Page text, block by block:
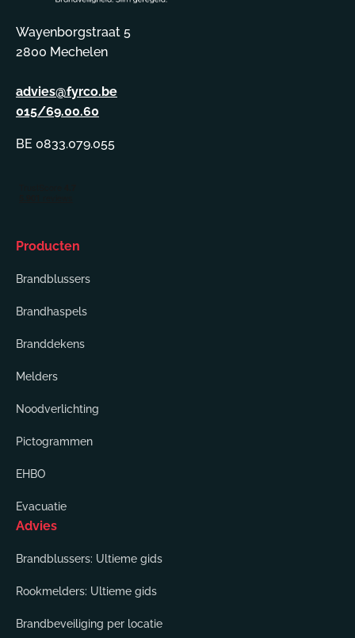
Wayenborgstraat 5
2800 Mechelen
advies@fyrco.be
015/69.00.60
BE 0833.079.055
Producten
Brandblussers
Brandhaspels
Branddekens
Melders
Noodverlichting
Pictogrammen
EHBO
Evacuatie
Advies
Brandblussers: Ultieme gids
Rookmelders: Ultieme gids
Brandbeveiliging per locatie